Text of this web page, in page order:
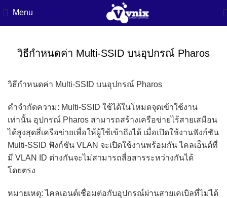
Menu
วิธีกำหนดค่า Multi-SSID บนอุปกรณ์ Pharos
วิธีกำหนดค่า Multi-SSID บนอุปกรณ์ Pharos
คำจำกัดความ: Multi-SSID ใช้ได้ในโหมดจุดเข้าใช้งาน
เท่านั้น อุปกรณ์ Pharos สามารถสร้างเครือข่ายไร้สายเสมือน
ได้สูงสุดสี่เครือข่ายเพื่อให้ผู้ใช้เข้าถึงได้ เมื่อเปิดใช้งานฟังก์ชัน
Multi-SSID ฟังก์ชัน VLAN จะเปิดใช้งานพร้อมกัน ไคลเอ็นต์ที่
มี VLAN ID ต่างกันจะไม่สามารถสื่อสารระหว่างกันได้
โดยตรง
หมายเหตุ: ไคลเอนต์เชื่อมต่อกับอุปกรณ์ผ่านสายเคเบิลที่ไม่ได้